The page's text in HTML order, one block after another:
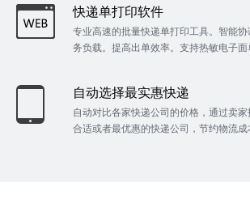
快递单打印软件
专业高速的批量快递单打印工具。智能
务负载。提高出单效率。支持热敏电子面
自动选择最实惠快递
自动对比各家快递公司的价格，通过卖
合适或者最优惠的快递公司，节约物流成